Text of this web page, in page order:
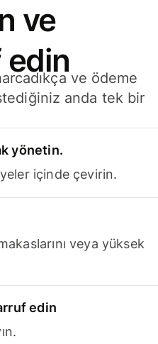
ve
edinve ödeme
anda tek bir
yönetin.
içinde çevirin.
veya yüksek
edin